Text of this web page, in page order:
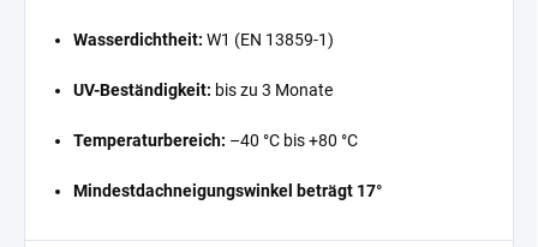
Wasserdichtheit: W1 (EN 13859-1)
UV-Beständigkeit: bis zu 3 Monate
Temperaturbereich: –40 °C bis +80 °C
Mindestdachneigungswinkel beträgt 17°